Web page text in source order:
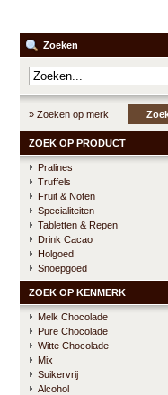
Zoeken
» Zoeken op merk
ZOEK OP PRODUCT
Pralines
Truffels
Fruit & Noten
Specialiteiten
Tabletten & Repen
Drink Cacao
Holgoed
Snoepgoed
ZOEK OP KENMERK
Melk Chocolade
Pure Chocolade
Witte Chocolade
Mix
Suikervrij
Alcohol